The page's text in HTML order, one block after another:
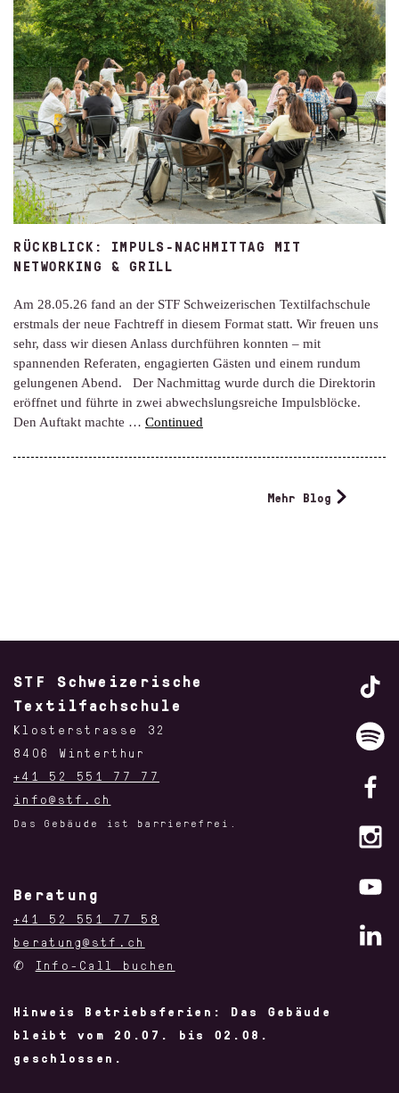
RÜCKBLICK: IMPULS-NACHMITTAG MIT
NETWORKING & GRILL
Am 28.05.26 fand an der STF Schweizerischen Textilfachschule
erstmals der neue Fachtreff in diesem Format statt. Wir freuen uns
sehr, dass wir diesen Anlass durchführen konnten – mit
spannenden Referaten, engagierten Gästen und einem rundum
gelungenen Abend. Der Nachmittag wurde durch die Direktorin
eröffnet und führte in zwei abwechslungsreiche Impulsblöcke.
Den Auftakt machte … Continued
Mehr Blog
STF Schweizerische
Textilfachschule
Klosterstrasse 32
8406 Winterthur
+41 52 551 77 77
info@stf.ch
Das Gebäude ist barrierefrei.
Beratung
+41 52 551 77 58
beratung@stf.ch
✆ Info-Call buchen
Hinweis Betriebsferien: Das Gebäude
bleibt vom 20.07. bis 02.08.
geschlossen.